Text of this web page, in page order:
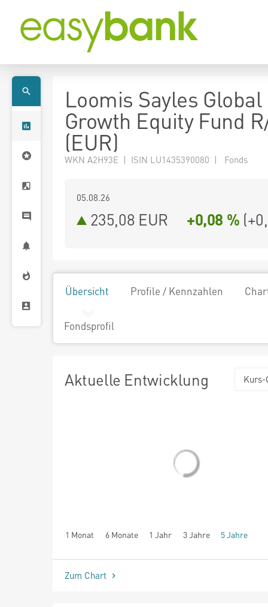
Loomis Sayles Global
Growth Equity Fund
(EUR)
WKN A2H93E | ISIN LU1435390080 | Fonds
05.08.26
235,08 EUR +0,08 % (
Übersicht Profile / Kennzahlen
Fondsprofil
Aktuelle Entwicklung Kurs-
1 Monat 6 Monate 1 Jahr 3 Jahre 5 Jahre
seit Beginn
Zum Chart